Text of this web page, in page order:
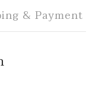
& Payment